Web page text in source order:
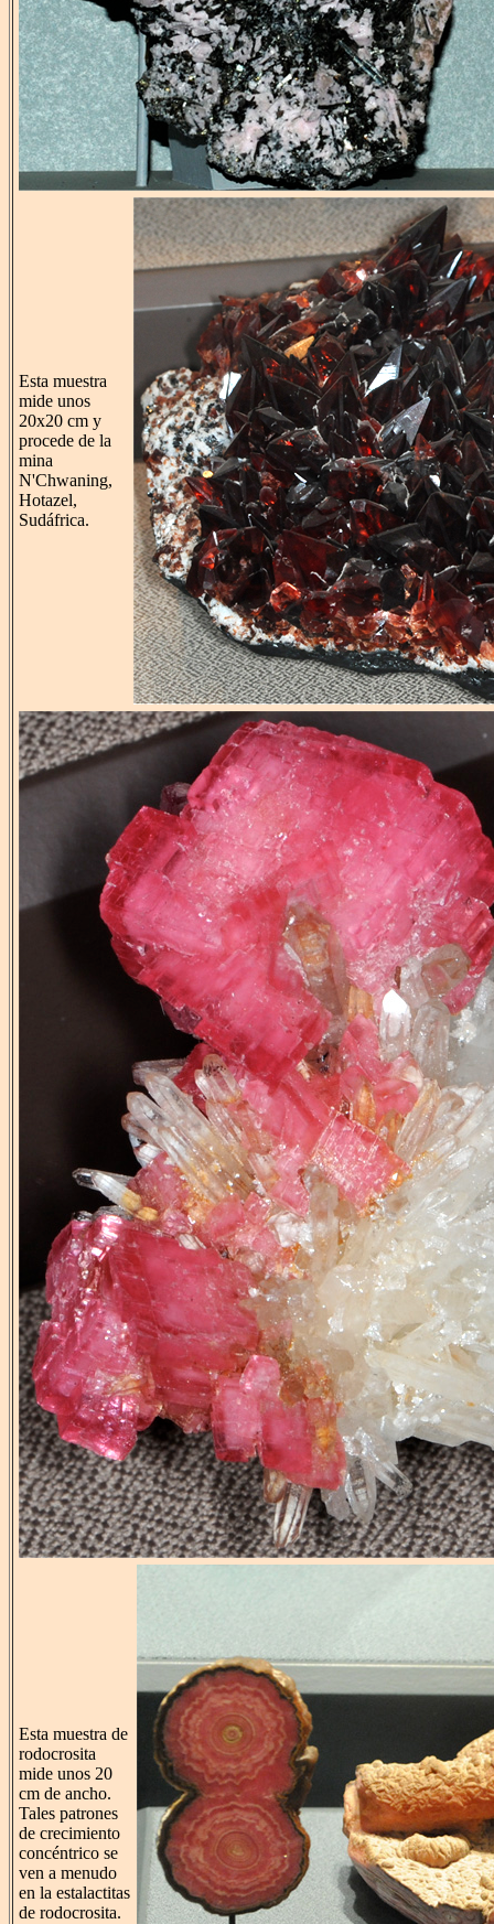
Esta muestra
mide unos
20x20 cm y
procede de la
mina
N'Chwaning,
Hotazel,
Sudáfrica.
Esta muestra de
rodocrosita
mide unos 20
cm de ancho.
Tales patrones
de crecimiento
concéntrico se
ven a menudo
en la estalactitas
de rodocrosita.